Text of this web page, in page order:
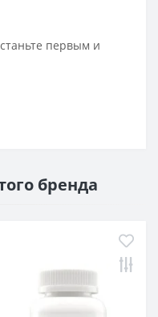
первым и
бренда